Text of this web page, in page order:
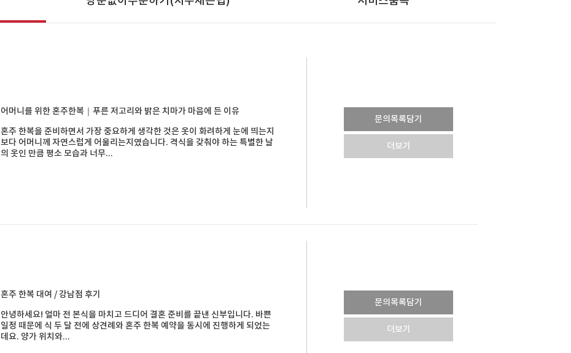
어머니를 위한 혼주한복｜푸른 저고리와 밝은 치마가 마음에 든 이유
혼주 한복을 준비하면서 가장 중요하게 생각한 것은 옷이 화려하게 눈에 띄는지
보다 어머니께 자연스럽게 어울리는지였습니다. 격식을 갖춰야 하는 특별한 날
의 옷인 만큼 평소 모습과 너무...
문의목록담기
더보기
혼주 한복 대여 / 강남점 후기
안녕하세요! 얼마 전 본식을 마치고 드디어 결혼 준비를 끝낸 신부입니다. 바쁜
일정 때문에 식 두 달 전에 상견례와 혼주 한복 예약을 동시에 진행하게 되었는
데요. 양가 위치와...
문의목록담기
더보기